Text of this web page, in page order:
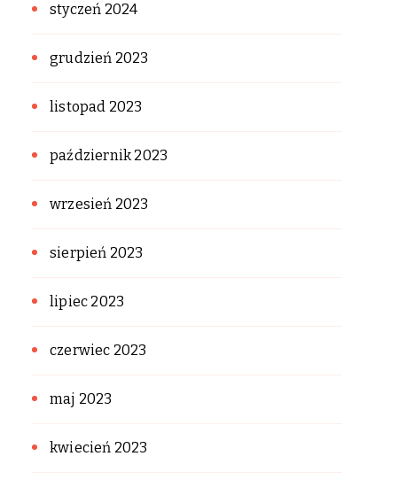
styczeń 2024
grudzień 2023
listopad 2023
październik 2023
wrzesień 2023
sierpień 2023
lipiec 2023
czerwiec 2023
maj 2023
kwiecień 2023